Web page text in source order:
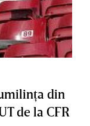
din
de la CFR